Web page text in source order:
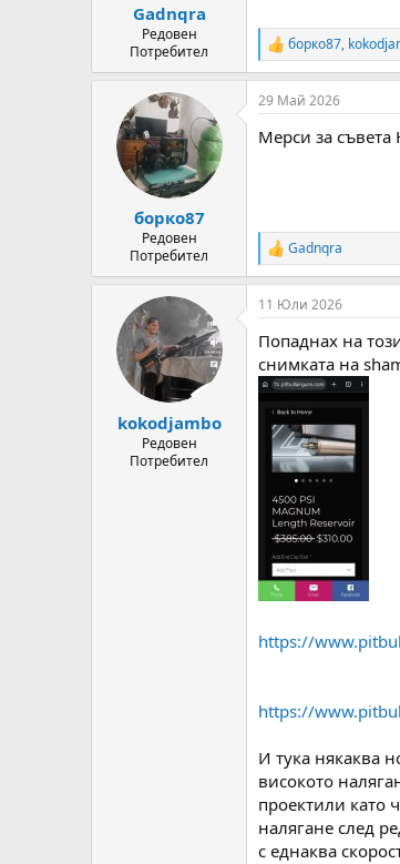
Gadnqra
Редовен
Потребител
R
e
a
c
i
борко87,
борко87
Редовен
Потребител
29 Май 2026
Мерси за съвета
R
e
a
c
i
o
n
s
Gadnqra
kokodjambo
Редовен
Потребител
11 Юли 2026
Попаднах на
снимката на
https://
https://
И тука някаква
високото
проектили като
налягане след
с еднаква